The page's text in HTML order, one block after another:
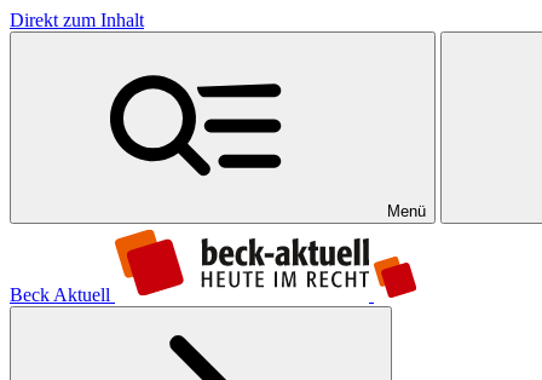
Direkt zum Inhalt
Menü
Beck Aktuell